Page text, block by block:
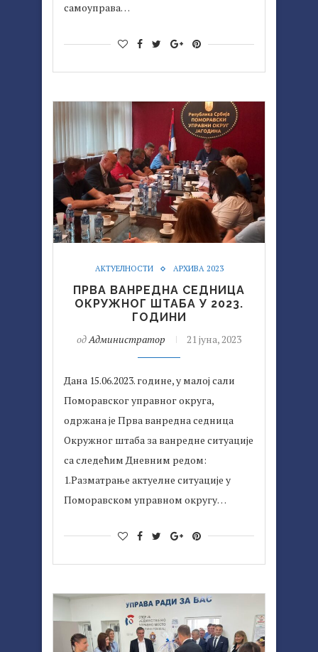
самоуправа…
АКТУЕЛНОСТИ АРХИВА 2023
ПРВА ВАНРЕДНА СЕДНИЦА
ОКРУЖНОГ ШТАБА У 2023.
ГОДИНИ
одАдминистратор 21 јуна, 2023
Дана 15.06.2023. године, у малој сали
Поморавског управног округа,
одржана је Прва ванредна седница
Окружног штаба за ванредне ситуације
са следећим Дневним редом:
1.Разматрање актуелне ситуације у
Поморавском управном округу…